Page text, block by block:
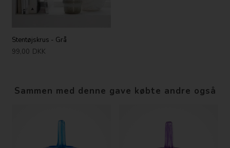
Stentøjskrus - Grå
99,00 DKK
Sammen med denne gave købte andre også